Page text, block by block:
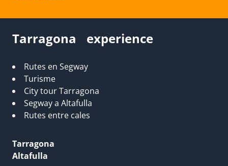
Tarragona experience
Rutes en Segway
Turisme
City tour Tarragona
Segway a Altafulla
Rutes entre cales
Tarragona
Altafulla